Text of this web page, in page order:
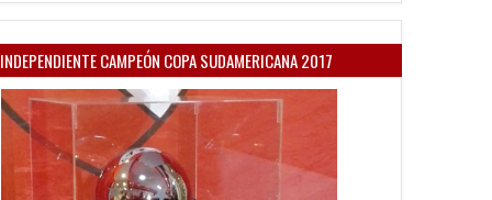
INDEPENDIENTE CAMPEÓN COPA SUDAMERICANA 2017